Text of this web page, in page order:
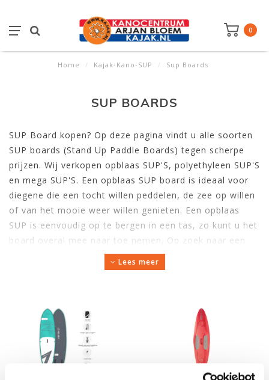
0
Home / Kajak-Kano-SUP / Sup Boards
SUP BOARDS
SUP Board kopen? Op deze pagina vindt u alle soorten
SUP boards (Stand Up Paddle Boards) tegen scherpe
prijzen. Wij verkopen opblaas SUP'S, polyethyleen SUP'S
en mega SUP'S. Een opblaas SUP board is ideaal voor
diegene die een tocht willen peddelen, de zee op willen
of van het mooie weer willen genieten. Een opblaas
SUP is eenvoudig op te bergen in een tas, zo kunt u het
board overal mee naar toe nemen. Op zoek naar een
polyethyleen SUP voor verhuuractiviteiten? Dan bent u
bij ons op het juiste adres. Een mega SUP board is zeer
assortiment SUP accessoires tegen scherpe prijzen.
Kortom, bij ons vindt u het SUP board dat bij u past!
Wilt u persoonlijk advies of de boards opgepompt zien?
Kom dan langs in onze
Lees meer